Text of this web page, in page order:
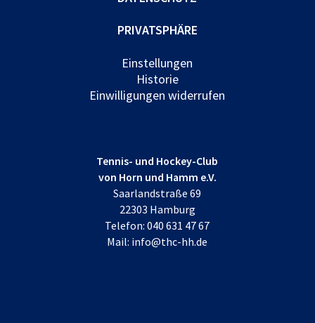
PRIVATSPHÄRE
Einstellungen
Historie
Einwilligungen widerrufen
Tennis- und Hockey-Club
von Horn und Hamm e.V.
Saarlandstraße 69
22303 Hamburg
Telefon:040 631 47 67
Mail: info@thc-hh.de